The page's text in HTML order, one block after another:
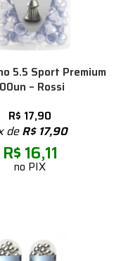
5.5 Sport Premium
– Rossi
R$ 17,90
deR$17,90
R$ 16,11
no PIX